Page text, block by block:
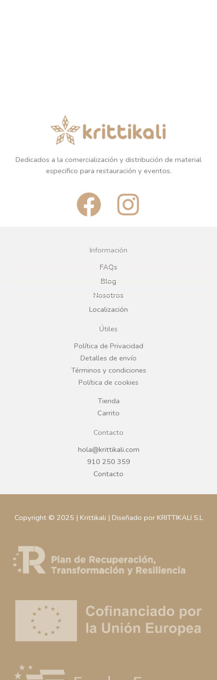
Dedicados a la comercialización y distribución de material
especifico para restauración y eventos.
F
a
c
e
b
o
o
k
I
n
g
r
a
Información
FAQs
Blog
Nosotros
Localización
Útiles
Política de Privacidad
Detalles de envío
Términos y condiciones
Política de cookies
Tienda
Carrito
Contacto
hola@krittikali.com
910 250 359
Contacto
Copyright © 2025 | Krittikali | Diseñado por KRITTIKALI S.L